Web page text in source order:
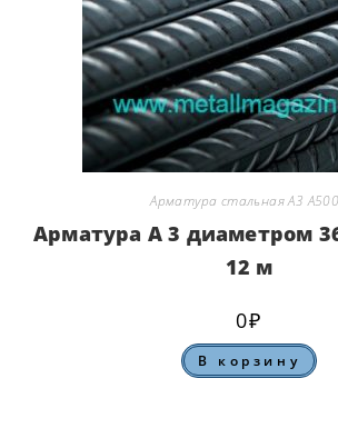
Арматура стальная А3
Арматура А 3 диаметром
12 м
0₽
В корзину